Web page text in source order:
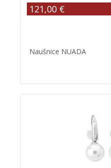
121,00 €
Naušnice NUADA